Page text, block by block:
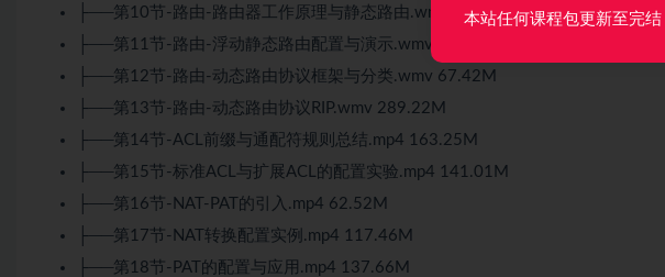
├──第10节-路由-路由器工作原理与静态路由.wmv 290.36M
├──第11节-路由-浮动静态路由配置与演示.wmv 440.14M
├──第12节-路由-动态路由协议框架与分类.wmv 67.42M
├──第13节-路由-动态路由协议RIP.wmv 289.22M
├──第14节-ACL前缀与通配符规则总结.mp4 163.25M
├──第15节-标准ACL与扩展ACL的配置实验.mp4 141.01M
├──第16节-NAT-PAT的引入.mp4 62.52M
├──第17节-NAT转换配置实例.mp4 117.46M
├──第18节-PAT的配置与应用.mp4 137.66M
本站任何课程包更新至完结